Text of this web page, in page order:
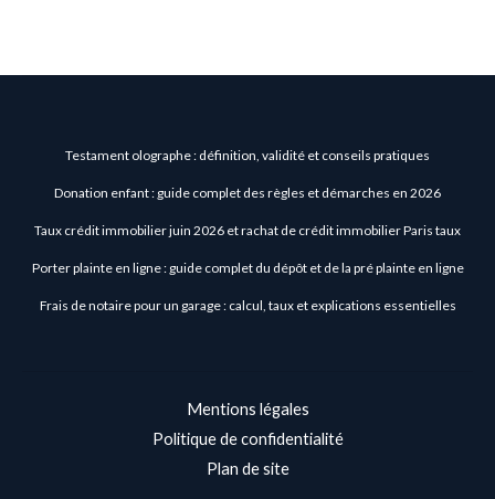
Testament olographe : définition, validité et conseils pratiques
Donation enfant : guide complet des règles et démarches en 2026
Taux crédit immobilier juin 2026 et rachat de crédit immobilier Paris taux
Porter plainte en ligne : guide complet du dépôt et de la pré plainte en ligne
Frais de notaire pour un garage : calcul, taux et explications essentielles
Mentions légales
Politique de confidentialité
Plan de site